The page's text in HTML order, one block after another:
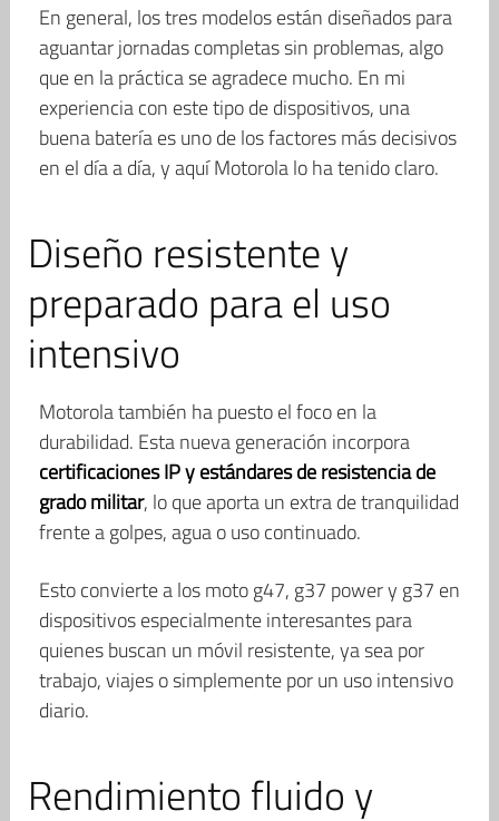
En general, los tres modelos están diseñados para
aguantar jornadas completas sin problemas, algo
que en la práctica se agradece mucho. En mi
experiencia con este tipo de dispositivos, una
buena batería es uno de los factores más decisivos
en el día a día, y aquí Motorola lo ha tenido claro.
Diseño resistente y
preparado para el uso
intensivo
Motorola también ha puesto el foco en la
durabilidad. Esta nueva generación incorpora
certificaciones IP y estándares de resistencia de
grado militar, lo que aporta un extra de tranquilidad
frente a golpes, agua o uso continuado.
Esto convierte a los moto g47, g37 power y g37 en
dispositivos especialmente interesantes para
quienes buscan un móvil resistente, ya sea por
trabajo, viajes o simplemente por un uso intensivo
diario.
Rendimiento fluido y